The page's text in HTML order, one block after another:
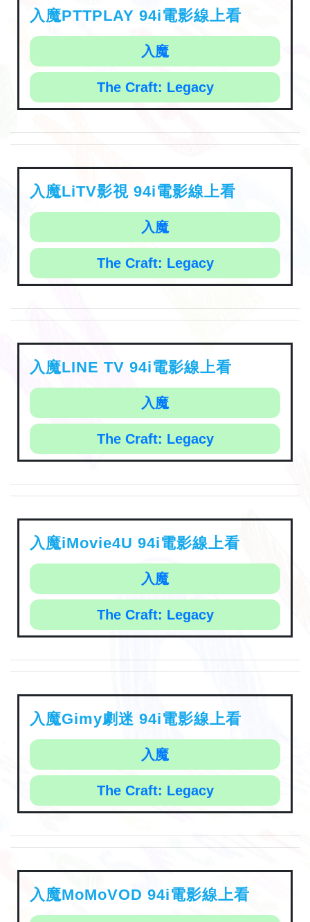
入魔PTTPLAY 94i電影線上看
入魔
The Craft: Legacy
入魔LiTV影視 94i電影線上看
入魔
The Craft: Legacy
入魔LINE TV 94i電影線上看
入魔
The Craft: Legacy
入魔iMovie4U 94i電影線上看
入魔
The Craft: Legacy
入魔Gimy劇迷 94i電影線上看
入魔
The Craft: Legacy
入魔MoMoVOD 94i電影線上看